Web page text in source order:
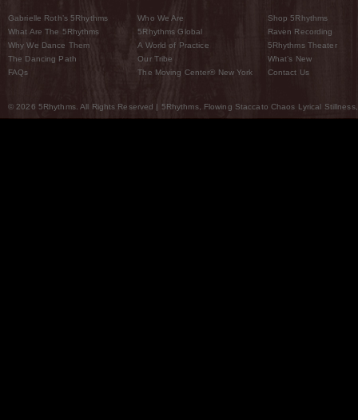
Gabrielle Roth’s 5Rhythms
What Are The 5Rhythms
Why We Dance Them
The Dancing Path
FAQs
Who We Are
5Rhythms Global
A World of Practice
Our Tribe
The Moving Center® New York
Shop 5Rhythms
Raven Recording
5Rhythms Theater
What’s New
Contact Us
© 2026 5Rhythms. All Rights Reserved | 5Rhythms, Flowing Staccato Chaos Lyrical